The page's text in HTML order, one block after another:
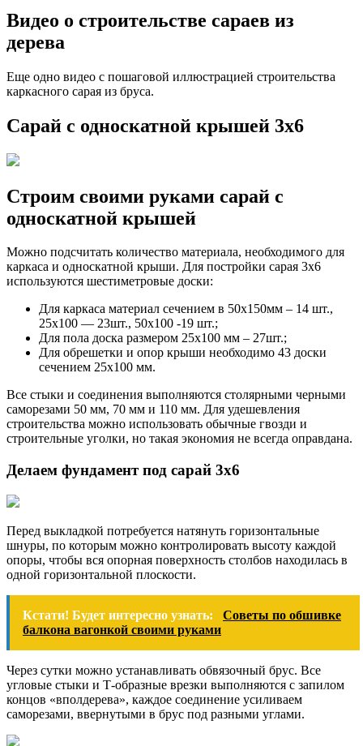
Видео о строительстве сараев из
дерева
Еще одно видео с пошаговой иллюстрацией строительства
каркасного сарая из бруса.
Сарай с односкатной крышей 3х6
Строим своими руками сарай с
односкатной крышей
Можно подсчитать количество материала, необходимого для
каркаса и односкатной крыши. Для постройки сарая 3х6
используются шестиметровые доски:
Для каркаса материал сечением в 50х150мм – 14 шт.,
25х100 — 23шт., 50х100 -19 шт.;
Для пола доска размером 25х100 мм – 27шт.;
Для обрешетки и опор крыши необходимо 43 доски
сечением 25х100 мм.
Все стыки и соединения выполняются столярными черными
саморезами 50 мм, 70 мм и 110 мм. Для удешевления
строительства можно использовать обычные гвозди и
строительные уголки, но такая экономия не всегда оправдана.
Делаем фундамент под сарай 3х6
Перед выкладкой потребуется натянуть горизонтальные
шнуры, по которым можно контролировать высоту каждой
опоры, чтобы вся опорная поверхность столбов находилась в
одной горизонтальной плоскости.
Кстати! Будет интересно узнать:
Советы по обшивке
балкона вагонкой своими руками
Через сутки можно устанавливать обвязочный брус. Все
угловые стыки и Т-образные врезки выполняются с запилом
концов «вполдерева», каждое соединение усиливаем
саморезами, ввернутыми в брус под разными углами.